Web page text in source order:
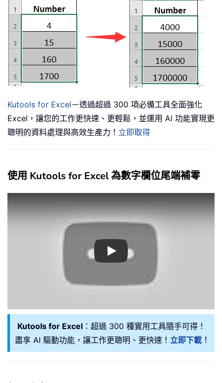
Kutools for Excel－透過超過 300 項必備工具全面強化
Excel，讓您的工作更快速、更輕鬆，並運用 AI 功能實現更
聰明的資料處理與高效生產力！ 立即取得
使用 Kutools for Excel 為數字欄位尾端補零
Play
Kutools for Excel ：超過 300 種實用工具隨手可得！
盡享 AI 驅動功能，讓工作更聰明、更快速！ 立即下載！